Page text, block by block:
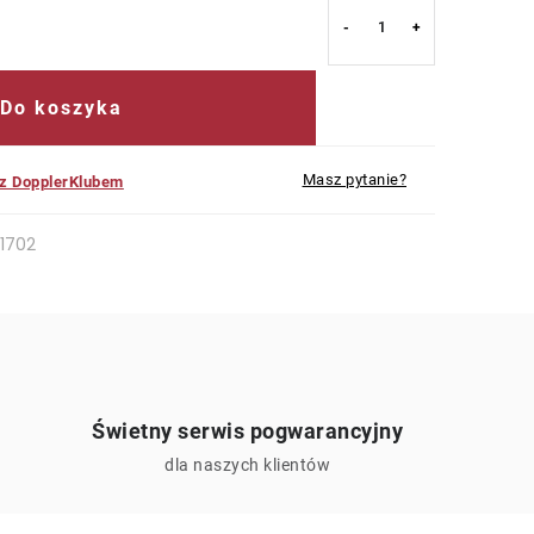
Do koszyka
DopplerKlubem Masz pytanie?
Świetny serwis pogwarancyjny
dla naszych klientów